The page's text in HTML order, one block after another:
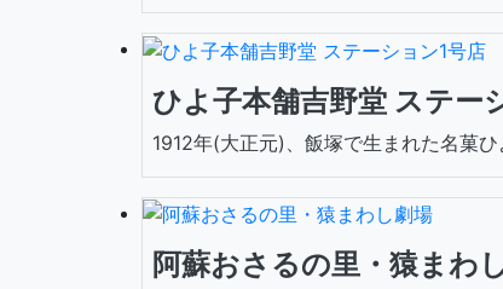
ひよ子本舗吉野堂 ステー
1912年(大正元)、飯塚で生まれた名菓
阿蘇おさるの里・猿まわ